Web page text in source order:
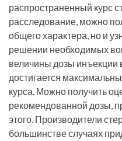
распространенный курс
расследование, можно
общего характера, но и
решении необходимых
величины дозы инъекции
достигается
курса. Можно получить
рекомендованной дозы,
этого. Производители
большинстве случаях